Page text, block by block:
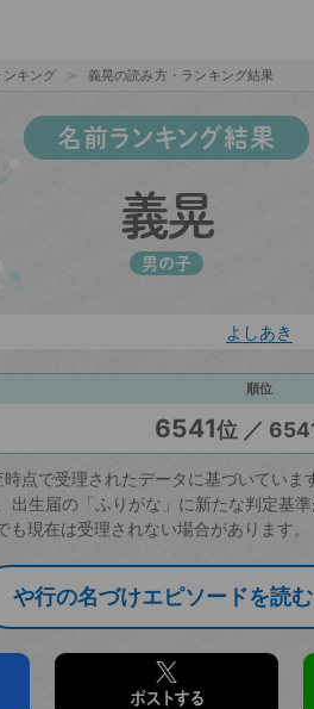
キング 義晃の読み方・ランキング結果
名前ランキング結果
義晃
男の子
よしあき
順位
6541位 ／
点で受理されたデータに基づいていま
出生届の「ふりがな」に新たな判定基
現在は受理されない場合があります。
や行の名づけエピソードを読む
ポストする